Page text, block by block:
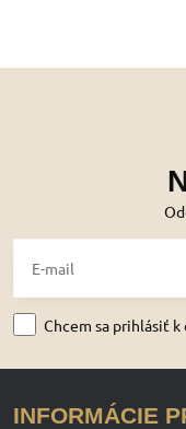
Chcem sa prihlásiť
INFORMÁCIE